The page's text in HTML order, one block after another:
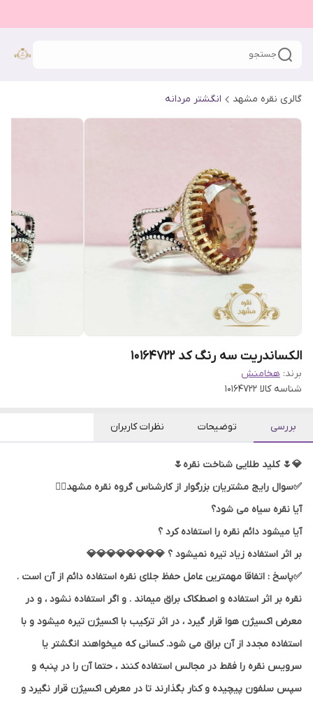
جستجو
گالری نقره مشهد انگشتر مردانه
الکساندریت سه رنگ کد 10164722
برند: هخامنش
شناسه کالا 10164722
بررسی توضیحات نظرات کاربران
💎🌷 کلید طلایی شناخت نقره🌷
✅سوال رایج مشتریان بزرگوار از کارشناس گروه نقره مشهد👇🏻
آیا نقره سیاه می شود؟
آیا میشود دائم نقره را استفاده کرد ؟
بر اثر استفاده زیاد تیره نمیشود ؟ 💎💎💎💎💎💎💎💎
✅پاسخ : اتفاقا مهمترین عامل حفظ جلای نقره استفاده دائم از آن است .
نقره بر اثر استفاده و اصطکاک براق میماند . و اگر استفاده نشود ، و در
معرض اکسیژن هوا قرار گیرد ، در اثر ترکیب با اکسیژن تیره میشود و با
استفاده مجدد از آن براق می شود. کسانی که میخواهند انگشتر یا
سرویس نقره را فقط در مجالس استفاده کنند ، حتما آن را در پنبه و
سپس سلفون پیچیده و کنار بگذارند تا در معرض اکسیژن قرار نگیرد و